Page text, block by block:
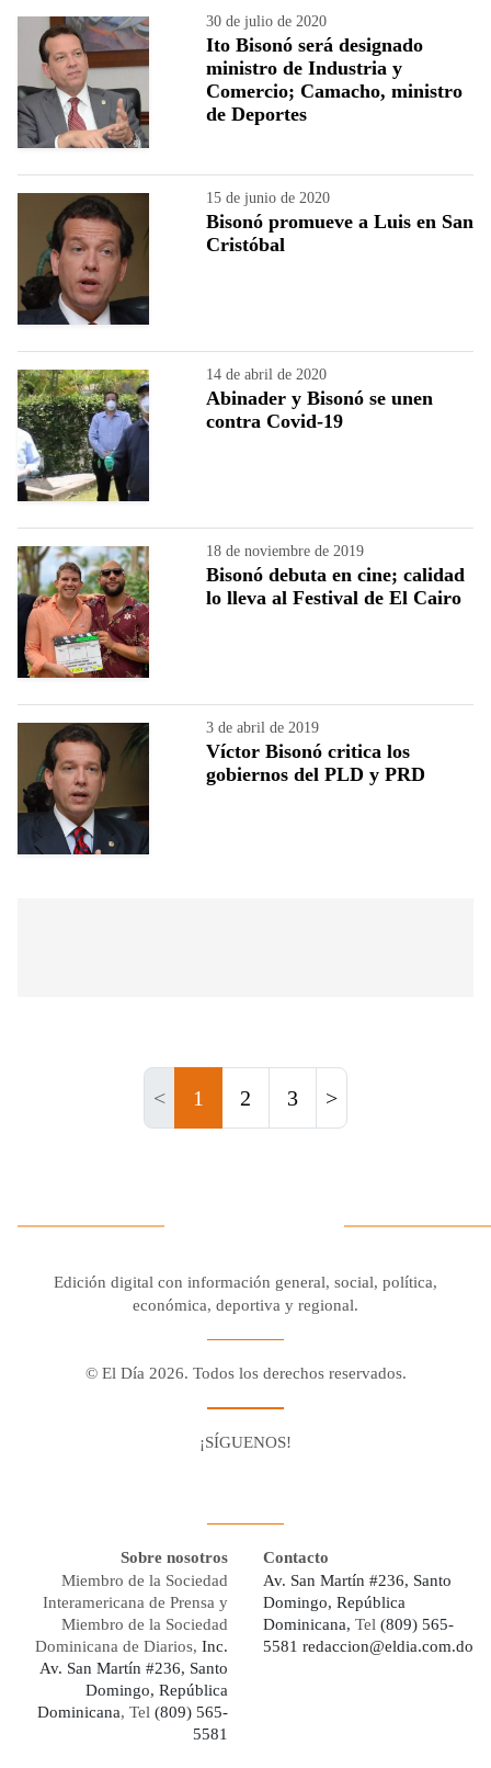
30 de julio de 2020
Ito Bisonó será designado
ministro de Industria y
Comercio; Camacho, ministro
de Deportes
15 de junio de 2020
Bisonó promueve a Luis en San
Cristóbal
14 de abril de 2020
Abinader y Bisonó se unen
contra Covid-19
18 de noviembre de 2019
Bisonó debuta en cine; calidad
lo lleva al Festival de El Cairo
3 de abril de 2019
Víctor Bisonó critica los
gobiernos del PLD y PRD
< 1 2 3 >
Edición digital con información general, social, política,
económica, deportiva y regional.
© El Día 2026. Todos los derechos reservados.
¡SÍGUENOS!
Sobre nosotros
Miembro de la Sociedad
Interamericana de Prensa y
Miembro de la Sociedad
Dominicana de Diarios, Inc.
Av. San Martín #236, Santo
Domingo, República
Dominicana, Tel (809) 565-
5581
Contacto
Av. San Martín #236, Santo
Domingo, República
Dominicana, Tel (809) 565-
5581 redaccion@eldia.com.do